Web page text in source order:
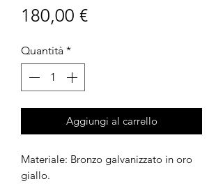
180,00 €Prezzo
Quantità *
Aggiungi al carrello
Materiale: Bronzo galvanizzato in oro
giallo.